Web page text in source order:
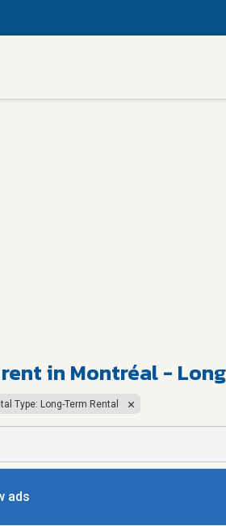
in Montréal -
Type: Long-Term Rental
ads